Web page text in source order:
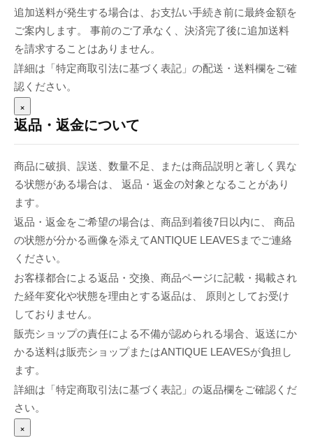
追加送料が発生する場合は、お支払い手続き前に最終金額を
ご案内します。 事前のご了承なく、決済完了後に追加送料
を請求することはありません。
詳細は「特定商取引法に基づく表記」の配送・送料欄をご確
認ください。
×
返品・返金について
商品に破損、誤送、数量不足、または商品説明と著しく異な
る状態がある場合は、 返品・返金の対象となることがあり
ます。
返品・返金をご希望の場合は、商品到着後7日以内に、 商品
の状態が分かる画像を添えてANTIQUE LEAVESまでご連絡
ください。
お客様都合による返品・交換、商品ページに記載・掲載され
た経年変化や状態を理由とする返品は、 原則としてお受け
しておりません。
販売ショップの責任による不備が認められる場合、返送にか
かる送料は販売ショップまたはANTIQUE LEAVESが負担し
ます。
詳細は「特定商取引法に基づく表記」の返品欄をご確認くだ
さい。
×